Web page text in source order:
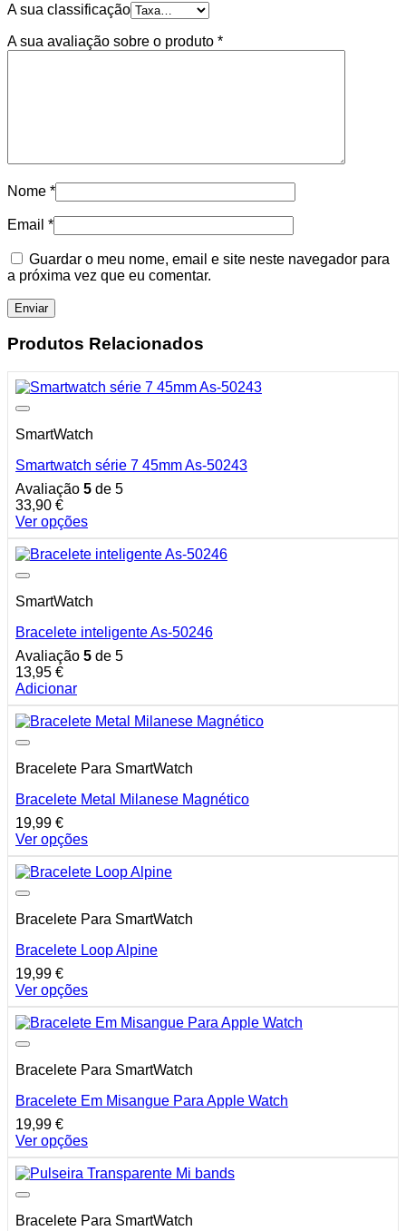
A sua classificação
A sua avaliação sobre o produto *
Nome *
Email *
Guardar o meu nome, email e site neste navegador para
a próxima vez que eu comentar.
Produtos Relacionados
SmartWatch
Smartwatch série 7 45mm As-50243
Avaliação 5 de 5
33,90 €
Ver opções
This
product
has
variants.
options
may
be
chosen
on
the
product
page
SmartWatch
Bracelete inteligente As-50246
Avaliação 5 de 5
13,95 €
Adicionar
Bracelete Para SmartWatch
Bracelete Metal Milanese Magnético
19,99 €
Ver opções
This
product
has
variants.
options
may
be
chosen
on
the
product
page
Bracelete Para SmartWatch
Bracelete Loop Alpine
19,99 €
Ver opções
This
product
has
variants.
options
may
be
chosen
on
the
product
page
Bracelete Para SmartWatch
Bracelete Em Misangue Para Apple Watch
19,99 €
Ver opções
This
product
has
variants.
Bracelete Para SmartWatch